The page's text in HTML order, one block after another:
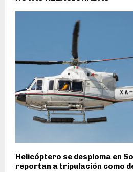
Helicóptero se desploma en
reportan a tripulación como